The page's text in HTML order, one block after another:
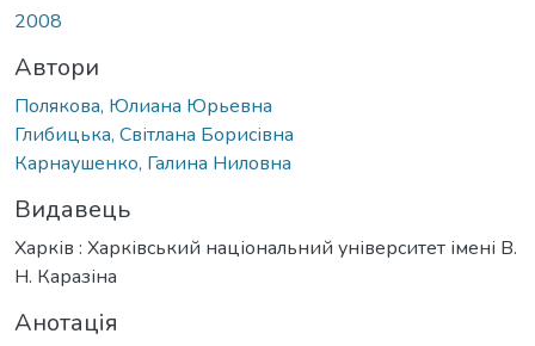
2008
Автори
Полякова, Юлиана Юрьевна
Глибицька, Світлана Борисівна
Карнаушенко, Галина Ниловна
Видавець
Харків : Харківський національний університет імені В.
Н. Каразіна
Анотація